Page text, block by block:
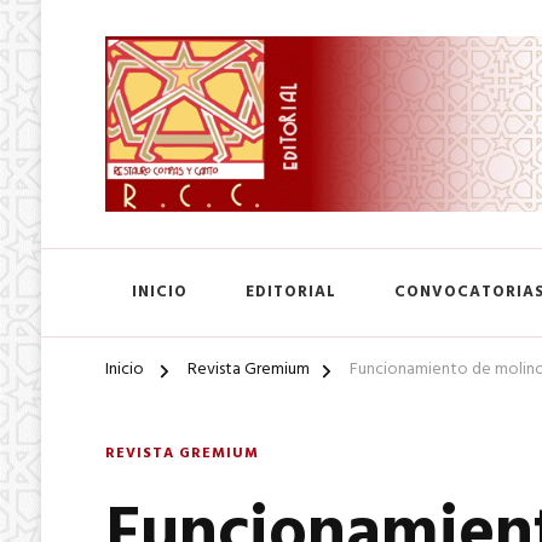
INICIO EDITORIAL CONVOCATORIAS
Inicio Revista Gremium Funcionamiento de
REVISTA GREMIUM